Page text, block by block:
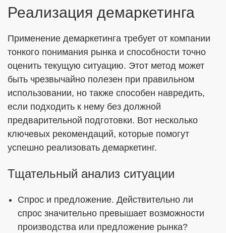
Реализация демаркетинга
Применение демаркетинга требует от компании
тонкого понимания рынка и способности точно
оценить текущую ситуацию. Этот метод может
быть чрезвычайно полезен при правильном
использовании, но также способен навредить,
если подходить к нему без должной
предварительной подготовки. Вот несколько
ключевых рекомендаций, которые помогут
успешно реализовать демаркетинг.
Тщательный анализ ситуации
Спрос и предложение. Действительно ли
спрос значительно превышает возможности
производства или предложение рынка?